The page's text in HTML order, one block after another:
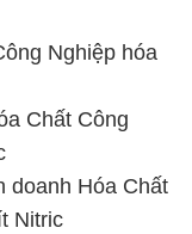
Nghiệp hóa
Chất Công
doanh Hóa Chất
Nitric